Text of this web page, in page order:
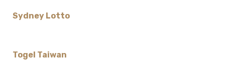
Sydney Lotto
Togel Taiwan